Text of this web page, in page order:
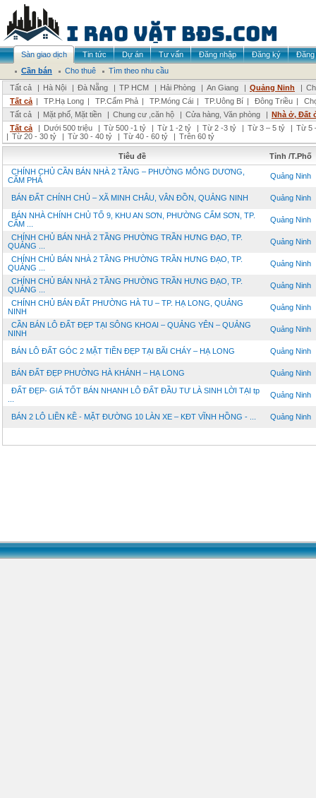
Sàn giao dịch Tin tức Dự án Tư vấn Đăng nhập Đăng ký
Đăng
Cần bán
Cho thuê
Tìm theo nhu cầu
Tất cả
| Hà Nội | Đà Nẵng | TP HCM | Hải Phòng | An Giang | Quảng Ninh |
Tất cả | TP.Hạ Long | TP.Cẩm Phả | TP.Móng Cái | TP.Uông Bí | Đông Triều |
Tất cả
| Mặt phố, Mặt tiền | Chung cư ,căn hộ | Cửa hàng, Văn phòng | Nhà ở, Đất
Tất cả
| Dưới 500 triệu | Từ 500 -1 tỷ | Từ 1 -2 tỷ | Từ 2 -3 tỷ | Từ 3 – 5 tỷ | Từ 5
| Từ 20 - 30 tỷ | Từ 30 - 40 tỷ | Từ 40 - 60 tỷ | Trên 60 tỷ
Tiêu đề
Tỉnh /T.Phố
CHÍNH CHỦ CẦN BÁN NHÀ 2 TẦNG – PHƯỜNG MÔNG DƯƠNG,
CẨM PHẢ
Quảng Ninh
BÁN ĐẤT CHÍNH CHỦ – XÃ MINH CHÂU, VÂN ĐỒN, QUẢNG NINH Quảng Ninh
BÁN NHÀ CHÍNH CHỦ TỔ 9, KHU AN SƠN, PHƯỜNG CẨM SƠN, TP.
CẨM ...
Quảng Ninh
CHÍNH CHỦ BÁN NHÀ 2 TẦNG PHƯỜNG TRẦN HƯNG ĐẠO, TP.
QUẢNG ...
Quảng Ninh
CHÍNH CHỦ BÁN NHÀ 2 TẦNG PHƯỜNG TRẦN HƯNG ĐẠO, TP.
QUẢNG ...
Quảng Ninh
CHÍNH CHỦ BÁN NHÀ 2 TẦNG PHƯỜNG TRẦN HƯNG ĐẠO, TP.
QUẢNG ...
Quảng Ninh
CHÍNH CHỦ BÁN ĐẤT PHƯỜNG HÀ TU – TP. HẠ LONG, QUẢNG
NINH
Quảng Ninh
CẦN BÁN LÔ ĐẤT ĐẸP TẠI SÔNG KHOAI – QUẢNG YÊN – QUẢNG
NINH
Quảng Ninh
BÁN LÔ ĐẤT GÓC 2 MẶT TIỀN ĐẸP TẠI BÃI CHÁY – HẠ LONG Quảng Ninh
BÁN ĐẤT ĐẸP PHƯỜNG HÀ KHÁNH – HẠ LONG Quảng Ninh
ĐẤT ĐẸP- GIÁ TỐT BÁN NHANH LÔ ĐẤT ĐẦU TƯ LÀ SINH LỜI TẠI tp
Quảng Ninh
BÁN 2 LÔ LIỀN KỀ - MẶT ĐƯỜNG 10 LÀN XE – KĐT VĨNH HỒNG - ... Quảng Ninh